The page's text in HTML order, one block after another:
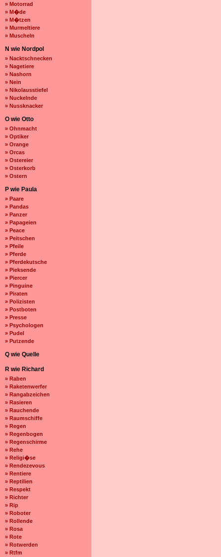
» Motorrad
» M�de
» M�tzen
» Murmeltiere
» Muscheln
N wie Nordpol
» Nacktschnecken
» Nagetiere
» Nashorn
» Nein
» Nikolausstiefel
» Nuckelnde
» Nussknacker
O wie Otto
» Ohnmacht
» Optiker
» Orange
» Orcas
» Ostereier
» Osterkorb
» Ostern
P wie Paula
» Paare
» Pandas
» Panzer
» Papageien
» Peace
» Peitschen
» Pfeile
» Pferde
» Pferdekutsche
» Pieksende
» Piercer
» Pinguine
» Piraten
» Polizisten
» Postboten
» Presse
» Psychologen
» Pudel
» Putzende
Q wie Quelle
R wie Richard
» Raben
» Raketenwerfer
» Rangabzeichen
» Rasieren
» Rauchende
» Raumschiffe
» Regen
» Regenbogen
» Regenschirme
» Rehe
» Religi�se
» Rendezevous
» Rentiere
» Reptilien
» Respekt
» Richter
» Rip
» Roboter
» Rollende
» Rosa
» Rote
» Rotwerden
» Rtfm